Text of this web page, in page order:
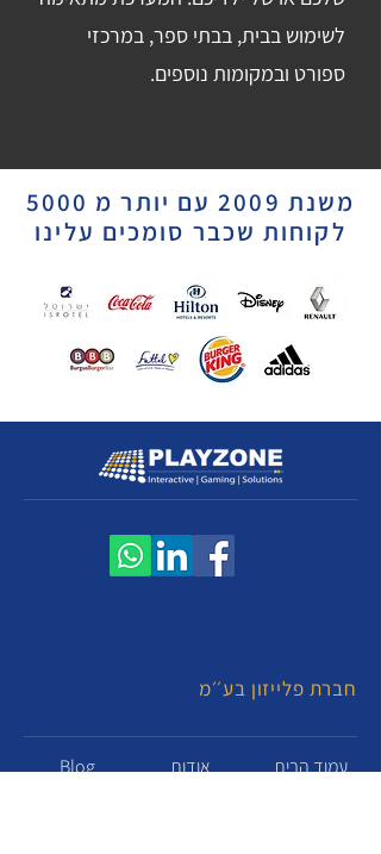
לשימוש בבית, בבתי ספר, במרכזי
ספורט ובמקומות נוספים.
משנת 2009 עם יותר מ 5000
לקוחות שכבר סומכים עלינו
חברת פלייזון בע׳׳מ
Blog אודות עמוד הבית